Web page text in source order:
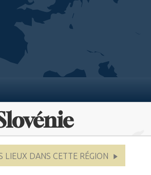
LIEUX DANS CETTE RÉGION